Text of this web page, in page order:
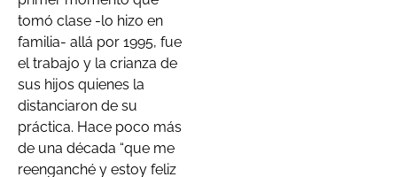
tomó clase -lo hizo en
familia- allá por 1995, fue
el trabajo y la crianza de
sus hijos quienes la
distanciaron de su
práctica. Hace poco más
de una década “que me
reenganché y estoy feliz